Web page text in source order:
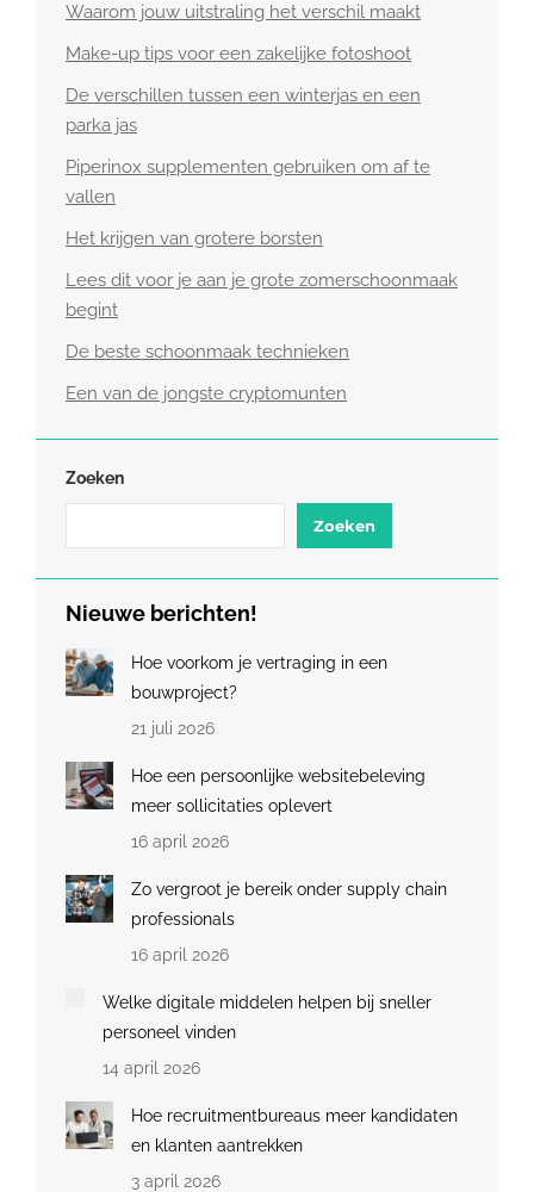
Waarom jouw uitstraling het verschil maakt
Make-up tips voor een zakelijke fotoshoot
De verschillen tussen een winterjas en een
parka jas
Piperinox supplementen gebruiken om af te
vallen
Het krijgen van grotere borsten
Lees dit voor je aan je grote zomerschoonmaak
begint
De beste schoonmaak technieken
Een van de jongste cryptomunten
Zoeken
Zoeken
Nieuwe berichten!
Hoe voorkom je vertraging in een
bouwproject?
21 juli 2026
Hoe een persoonlijke websitebeleving
meer sollicitaties oplevert
16 april 2026
Zo vergroot je bereik onder supply chain
professionals
16 april 2026
Welke digitale middelen helpen bij sneller
personeel vinden
14 april 2026
Hoe recruitmentbureaus meer kandidaten
en klanten aantrekken
3 april 2026